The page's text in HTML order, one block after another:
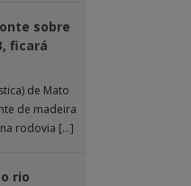
sobre
ficará
de Mato
de madeira
rodovia […]
rio